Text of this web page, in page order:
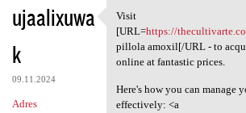
ujaalixuwa
k
09.11.2024
Adres
Visit [URL=https:/
Visit
[URL=https://
pillola amoxil[/URL - to
online at fantastic prices.
Here's how you can manage
effectively: <a